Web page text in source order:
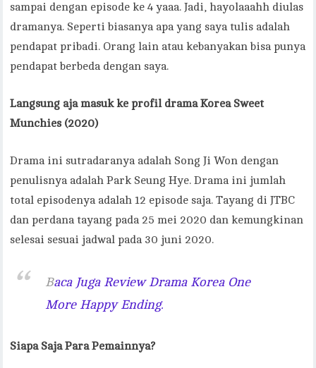
sampai dengan episode ke 4 yaaa. Jadi, hayolaaahh diulas
dramanya. Seperti biasanya apa yang saya tulis adalah
pendapat pribadi. Orang lain atau kebanyakan bisa punya
pendapat berbeda dengan saya.
Langsung aja masuk ke profil drama Korea Sweet
Munchies (2020)
Drama ini sutradaranya adalah Song Ji Won dengan
penulisnya adalah Park Seung Hye. Drama ini jumlah
total episodenya adalah 12 episode saja. Tayang di JTBC
dan perdana tayang pada 25 mei 2020 dan kemungkinan
selesai sesuai jadwal pada 30 juni 2020.
Baca Juga Review Drama Korea One
More Happy Ending.
Siapa Saja Para Pemainnya?